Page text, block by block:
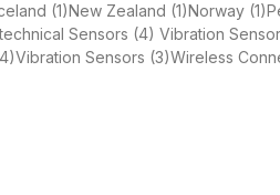
(1)New Zealand (1)Norway
Sensors (4) Vibration
Sensors (3)Wireless